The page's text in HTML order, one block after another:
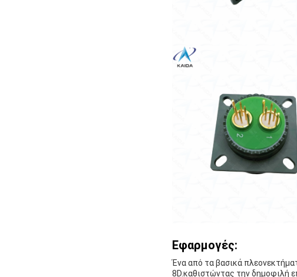
Εφαρμογές:
Ένα από τα βασικά
8D.καθιστώντας την δημοφιλή